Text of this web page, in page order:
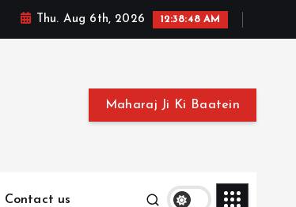
Thu. Aug 6th, 2026 12:38:49 AM
Maharaj Ji Ki Baatein
Contact us